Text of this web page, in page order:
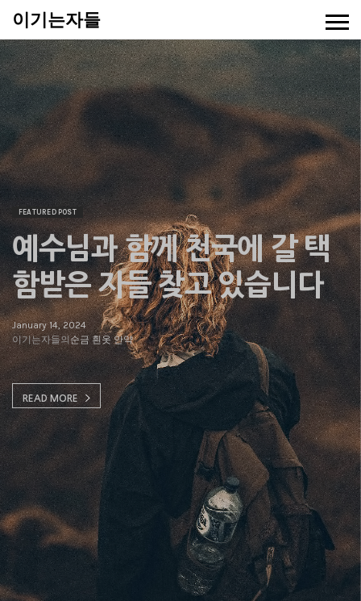
이기는자들
FEATURED POST
예수님과 함께 천국에 갈 택
함받은 자들 찾고 있습니다
January 14, 2024
이기는자들의 순금 흰옷 안약
READ MORE